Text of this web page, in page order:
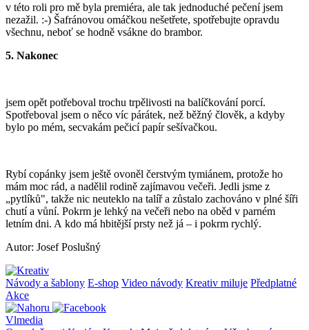
v této roli pro mě byla premiéra, ale tak jednoduché pečení jsem
nezažil. :-) Šafránovou omáčkou nešetřete, spotřebujte opravdu
všechnu, neboť se hodně vsákne do brambor.
5. Nakonec
jsem opět potřeboval trochu trpělivosti na balíčkování porcí.
Spotřeboval jsem o něco víc párátek, než běžný člověk, a kdyby
bylo po mém, secvakám pečicí papír sešívačkou.
Rybí copánky jsem ještě ovoněl čerstvým tymiánem, protože ho
mám moc rád, a nadělil rodině zajímavou večeři. Jedli jsme z
„pytlíků", takže nic neuteklo na talíř a zůstalo zachováno v plné šíři
chutí a vůní. Pokrm je lehký na večeři nebo na oběd v parném
letním dni. A kdo má hbitější prsty než já – i pokrm rychlý.
Autor: Josef Poslušný
Návody a šablony E-shop Video návody Kreativ miluje Předplatné
Akce
Vlmedia